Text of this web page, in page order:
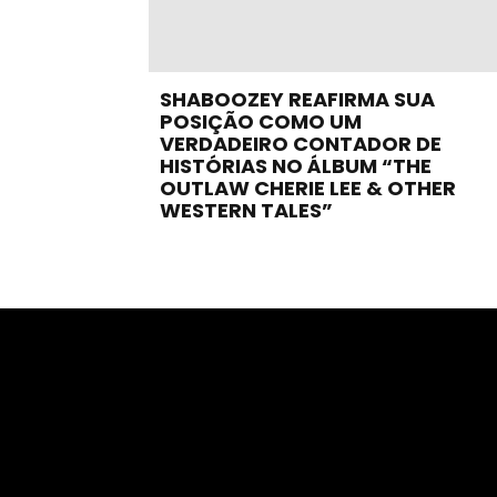
SHABOOZEY REAFIRMA SUA
POSIÇÃO COMO UM
VERDADEIRO CONTADOR DE
HISTÓRIAS NO ÁLBUM “THE
OUTLAW CHERIE LEE & OTHER
WESTERN TALES”